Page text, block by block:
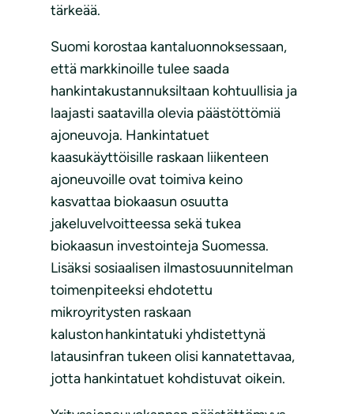
tärkeää.
Suomi korostaa kantaluonnoksessaan,
että markkinoille tulee saada
hankintakustannuksiltaan kohtuullisia ja
laajasti saatavilla olevia päästöttömiä
ajoneuvoja. Hankintatuet
kaasukäyttöisille raskaan liikenteen
ajoneuvoille ovat toimiva keino
kasvattaa biokaasun osuutta
jakeluvelvoitteessa sekä tukea
biokaasun investointeja Suomessa.
Lisäksi sosiaalisen ilmastosuunnitelman
toimenpiteeksi ehdotettu
mikroyritysten raskaan
kaluston hankintatuki yhdistettynä
latausinfran tukeen olisi kannatettavaa,
jotta hankintatuet kohdistuvat oikein.